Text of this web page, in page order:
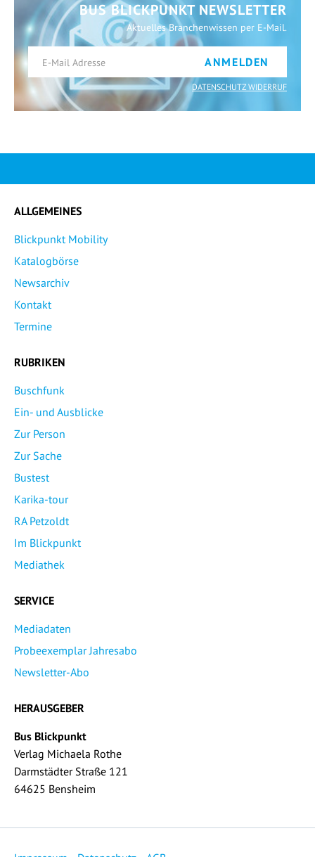
BUS BLICKPUNKT NEWSLETTER
Aktuelles Branchenwissen per E-Mail.
ANMELDEN
DATENSCHUTZ WIDERRUF
ALLGEMEINES
Blickpunkt Mobility
Katalogbörse
Newsarchiv
Kontakt
Termine
RUBRIKEN
Buschfunk
Ein- und Ausblicke
Zur Person
Zur Sache
Bustest
Karika-tour
RA Petzoldt
Im Blickpunkt
Mediathek
SERVICE
Mediadaten
Probeexemplar Jahresabo
Newsletter-Abo
HERAUSGEBER
Bus Blickpunkt
Verlag Michaela Rothe
Darmstädter Straße 121
64625 Bensheim